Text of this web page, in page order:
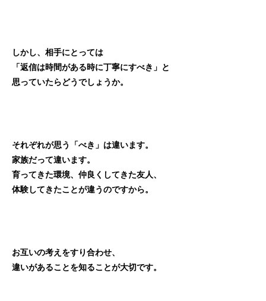
しかし、相手にとっては
「返信は時間がある時に丁寧にすべき」と
思っていたらどうでしょうか。
それぞれが思う「べき」は違います。
家族だって違います。
育ってきた環境、仲良くしてきた友人、
体験してきたことが違うのですから。
お互いの考えをすり合わせ、
違いがあることを知ることが大切です。